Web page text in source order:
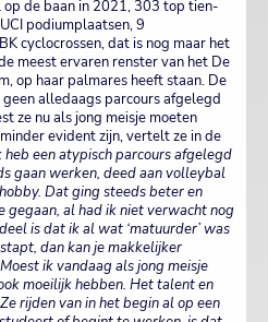
de baan in 2021, 303 top tien-
podiumplaatsen, 9
cyclocrossen, dat is nog maar het
meest ervaren renster van het De
op haar palmares heeft staan. De
alledaags parcours afgelegd
ze nu als jong meisje moeten
evident zijn, vertelt ze in de
heb een atypisch parcours afgelegd
gaan werken, deed aan volleybal
Dat ging steeds beter en
gegaan, al had ik niet verwacht nog
is dat ik al wat ‘matuurder’ was
dan kan je makkelijker
ik vandaag als jong meisje
moeilijk hebben. Het talent en
rijden van in het begin al op een